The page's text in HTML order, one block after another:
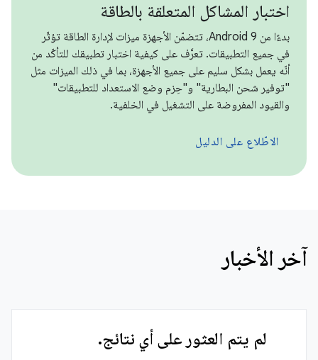
اختبار المشاكل المتعلقة بالطاقة
بدءًا من Android 9، تتضمّن الأجهزة ميزات لإدارة الطاقة تؤثّر
في جميع التطبيقات. تعرَّف على كيفية اختبار تطبيقك للتأكّد من
أنّه يعمل بشكل سليم على جميع الأجهزة، بما في ذلك الميزات مثل
"توفير شحن البطارية" و"حِزم وضع الاستعداد للتطبيقات"
والقيود المفروضة على التشغيل في الخلفية.
الاطّلاع على الدليل
آخر الأخبار
لم يتم العثور على أي نتائج.